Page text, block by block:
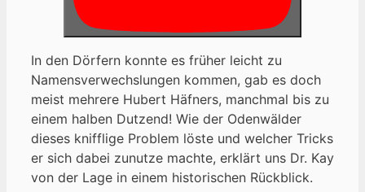
In den Dörfern konnte es früher leicht zu
Namensverwechslungen kommen, gab es doch
meist mehrere Hubert Häfners, manchmal bis zu
einem halben Dutzend! Wie der Odenwälder
dieses knifflige Problem löste und welcher Tricks
er sich dabei zunutze machte, erklärt uns Dr. Kay
von der Lage in einem historischen Rückblick.